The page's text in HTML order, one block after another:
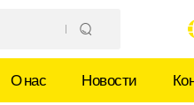
О нас Новости